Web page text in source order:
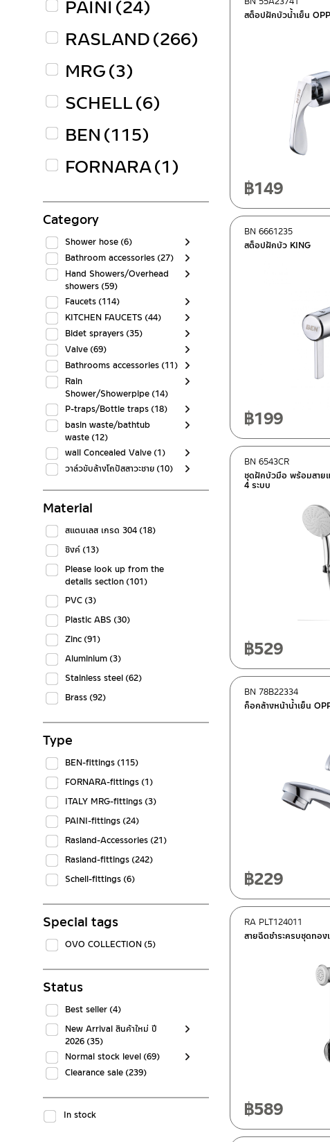
สต็อปฝักบัวน้ำเย็น
฿149
สต็อปฝักบัว KING
BN 6661235
฿199
ชุดฝักบัวมือ พร้อมสายแ
4 ระบบ
BN 6543CR
฿529
ก็อกล้างหน้าน้ำเย็น
BN 78B22334
฿229
สายฉีดชำระครบชุดทอง
RA PLT124011
฿589
PAINI(24)
RASLAND(266)
MRG(3)
SCHELL(6)
BEN(115)
FORNARA(1)
Category
Shower hose (6)
Bathroom accessories (27)
Hand Showers/Overhead
showers (59)
Faucets (114)
KITCHEN FAUCETS (44)
Bidet sprayers (35)
Valve (69)
Bathrooms accessories (11)
Rain
Shower/Showerpipe (14)
P-traps/Bottle traps (18)
basin waste/bathtub
waste (12)
wall Concealed Valve (1)
วาล์วขับล้างโถปัสสาวะชาย (10)
Material
สแตนเลส เกรด 304 (18)
ซิงค์ (13)
Please look up from the
details section (101)
PVC (3)
Plastic ABS (30)
Zinc (91)
Aluminium (3)
Stainless steel (62)
Brass (92)
Type
BEN-fittings (115)
FORNARA-fittings (1)
ITALY MRG-fittings (3)
PAINI-fittings (24)
Rasland-Accessories (21)
Rasland-fittings (242)
Schell-fittings (6)
Special tags
OVO COLLECTION (5)
Status
Best seller (4)
New Arrival สินค้าใหม่ ปี
2026 (35)
Normal stock level (69)
Clearance sale (239)
In stock